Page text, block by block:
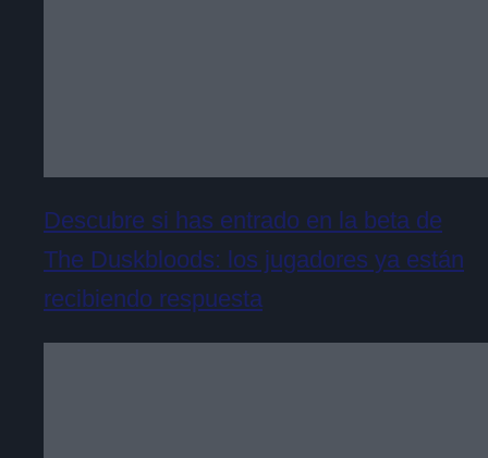
Descubre si has entrado en la beta de
The Duskbloods: los jugadores ya están
recibiendo respuesta